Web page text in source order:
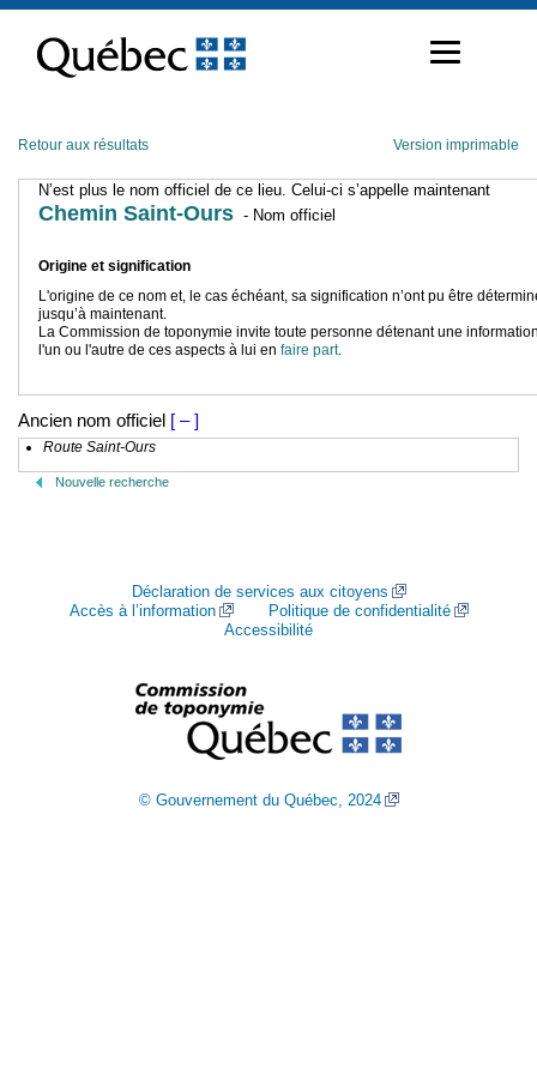
contenu
Retour aux résultats Version imprimable
N’est plus le nom officiel de ce lieu. Celui-ci s’appelle maintenant
Chemin Saint-Ours - Nom officiel
Origine et signification
L'origine de ce nom et, le cas échéant, sa signification n’ont pu être
jusqu’à maintenant.
La Commission de toponymie invite toute personne détenant une
l'un ou l'autre de ces aspects à lui en faire part.
Ancien nom officiel [ – ]
Route Saint-Ours
Nouvelle recherche
Déclaration de services aux citoyens
Accès à l’information
Politique de confidentialité
Accessibilité
© Gouvernement du Québec, 2024